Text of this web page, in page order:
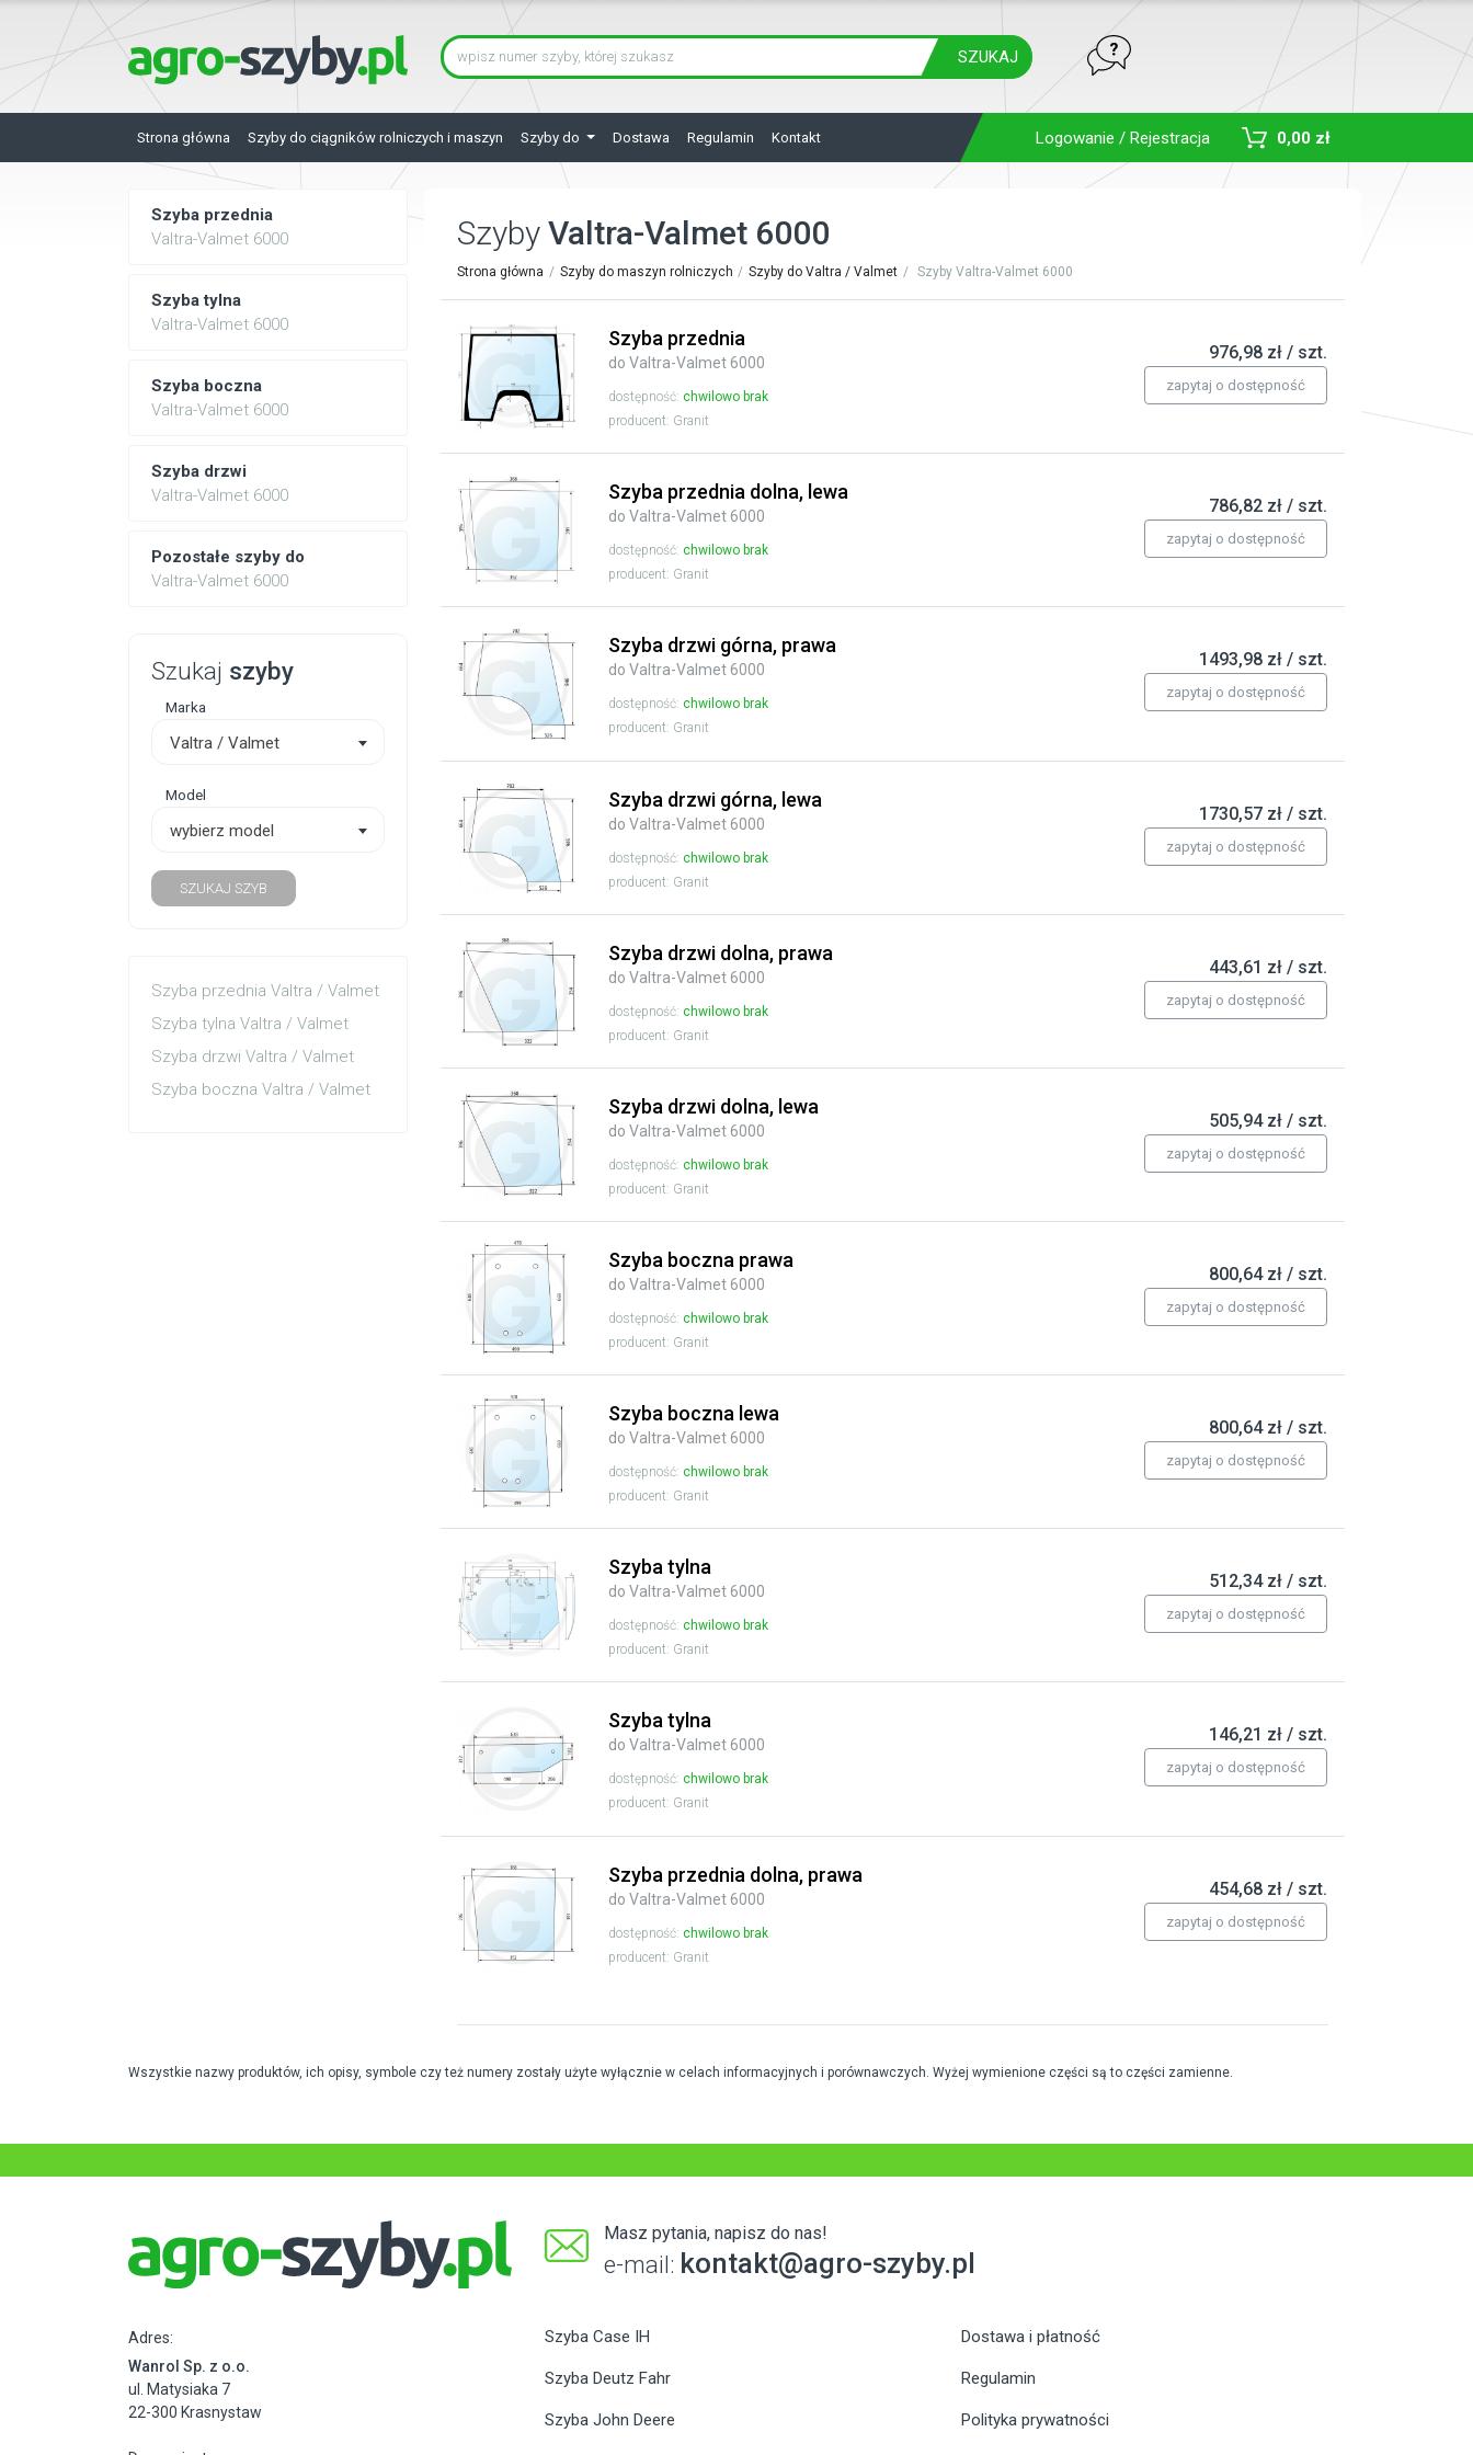
SZUKAJ
Strona główna Szyby do ciągników rolniczych i maszyn Szyby do Dostawa Regulamin Kontakt Logowanie / Rejestracja 0,00 zł
Szyba przednia
Valtra-Valmet 6000
Szyba tylna
Valtra-Valmet 6000
Szyba boczna
Valtra-Valmet 6000
Szyba drzwi
Valtra-Valmet 6000
Pozostałe szyby do
Valtra-Valmet 6000
Szukaj szyby
Marka
Valtra / Valmet
Model
wybierz model
SZUKAJ SZYB
Szyba przednia Valtra / Valmet
Szyba tylna Valtra / Valmet
Szyba drzwi Valtra / Valmet
Szyba boczna Valtra / Valmet
Szyby Valtra-Valmet 6000
Strona główna Szyby do maszyn rolniczych Szyby do Valtra / Valmet Szyby Valtra-Valmet 6000
Szyba przednia
do Valtra-Valmet 6000
dostępność:chwilowo brak
producent: Granit
976,98 zł / szt.
zapytaj o dostępność
Szyba przednia dolna, lewa
do Valtra-Valmet 6000
dostępność:chwilowo brak
producent: Granit
786,82 zł / szt.
zapytaj o dostępność
Szyba drzwi górna, prawa
do Valtra-Valmet 6000
dostępność:chwilowo brak
producent: Granit
1493,98 zł / szt.
zapytaj o dostępność
Szyba drzwi górna, lewa
do Valtra-Valmet 6000
dostępność:chwilowo brak
producent: Granit
1730,57 zł / szt.
zapytaj o dostępność
Szyba drzwi dolna, prawa
do Valtra-Valmet 6000
dostępność:chwilowo brak
producent: Granit
443,61 zł / szt.
zapytaj o dostępność
Szyba drzwi dolna, lewa
do Valtra-Valmet 6000
dostępność:chwilowo brak
producent: Granit
505,94 zł / szt.
zapytaj o dostępność
Szyba boczna prawa
do Valtra-Valmet 6000
dostępność:chwilowo brak
producent: Granit
800,64 zł / szt.
zapytaj o dostępność
Szyba boczna lewa
do Valtra-Valmet 6000
dostępność:chwilowo brak
producent: Granit
800,64 zł / szt.
zapytaj o dostępność
Szyba tylna
do Valtra-Valmet 6000
dostępność:chwilowo brak
producent: Granit
512,34 zł / szt.
zapytaj o dostępność
Szyba tylna
do Valtra-Valmet 6000
dostępność:chwilowo brak
producent: Granit
146,21 zł / szt.
zapytaj o dostępność
Szyba przednia dolna, prawa
do Valtra-Valmet 6000
dostępność:chwilowo brak
producent: Granit
454,68 zł / szt.
zapytaj o dostępność
Wszystkie nazwy produktów, ich opisy, symbole czy też numery zostały użyte wyłącznie w celach informacyjnych i porównawczych. Wyżej wymienione części są to części zamienne.
Masz pytania, napisz do nas!
e-mail: kontakt@agro-szyby.pl
Adres:
Wanrol Sp. z o.o.
ul. Matysiaka 7
22-300 Krasnystaw
Szyba Case IH
Szyba Deutz Fahr
Szyba John Deere
Dostawa i płatność
Regulamin
Polityka prywatności